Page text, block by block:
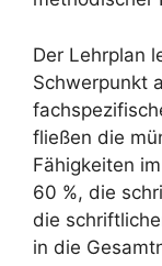
Der Lehrplan
Schwerpunkt
fließen die
Fähigkeiten
60 %, die
die
in die